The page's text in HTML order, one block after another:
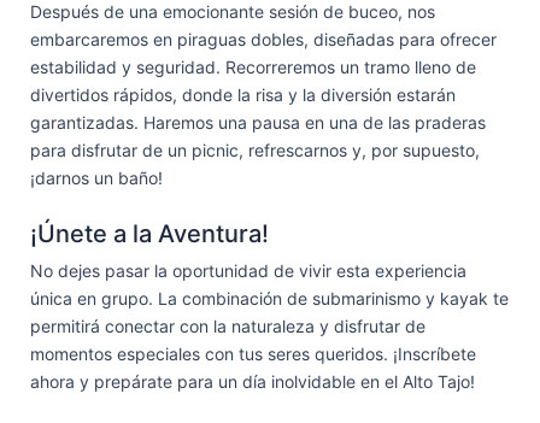
Después de una emocionante sesión de buceo, nos
embarcaremos en piraguas dobles, diseñadas para ofrecer
estabilidad y seguridad. Recorreremos un tramo lleno de
divertidos rápidos, donde la risa y la diversión estarán
garantizadas. Haremos una pausa en una de las praderas
para disfrutar de un picnic, refrescarnos y, por supuesto,
¡darnos un baño!
¡Únete a la Aventura!
No dejes pasar la oportunidad de vivir esta experiencia
única en grupo. La combinación de submarinismo y kayak te
permitirá conectar con la naturaleza y disfrutar de
momentos especiales con tus seres queridos. ¡Inscríbete
ahora y prepárate para un día inolvidable en el Alto Tajo!